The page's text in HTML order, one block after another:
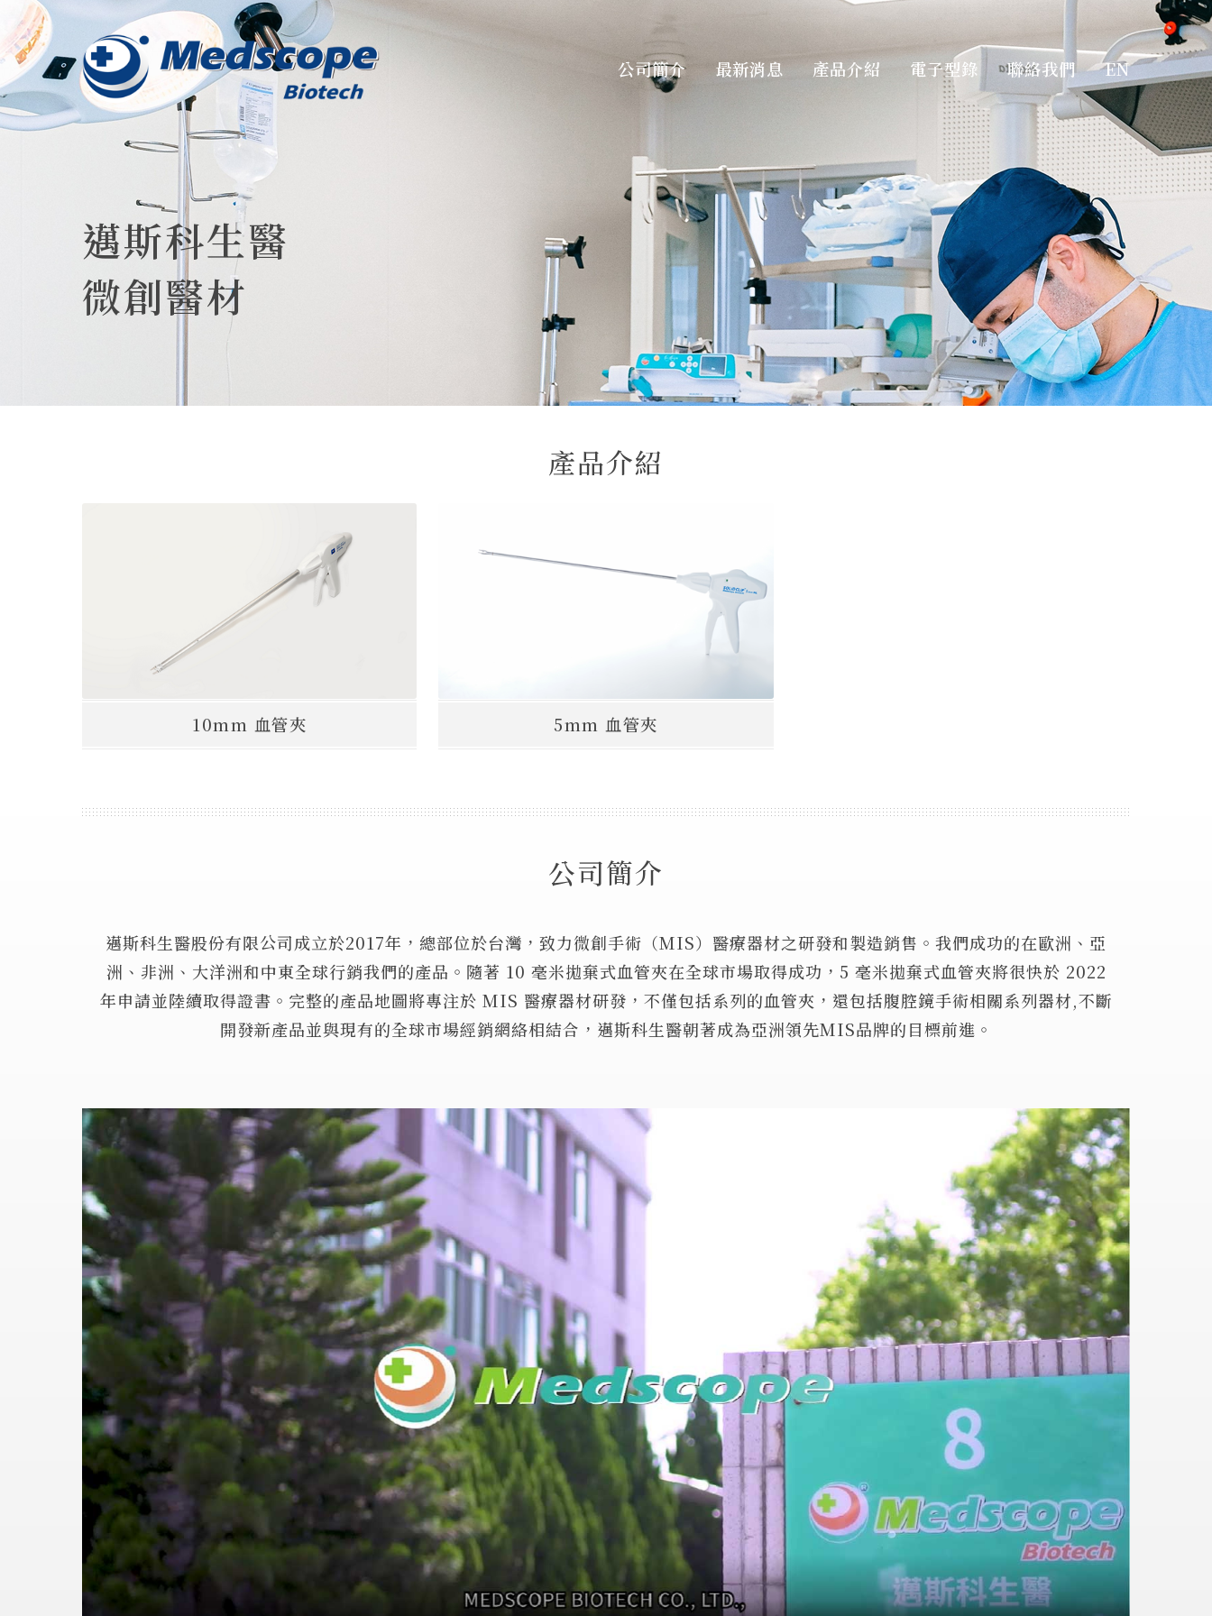
公司簡介 最新消息 產品介紹 電子型錄 聯絡我們 EN
邁斯科生醫
微創醫材
產品介紹
10mm 血管夾 5mm 血管夾
公司簡介
邁斯科生醫股份有限公司成立於2017年，總部位於台灣，致力微創手術（MIS）醫療器材之研發和製造銷售。我們成功的在歐洲、亞
洲、非洲、大洋洲和中東全球行銷我們的產品。隨著 10 毫米拋棄式血管夾在全球市場取得成功，5 毫米拋棄式血管夾將很快於 2022
年申請並陸續取得證書。完整的產品地圖將專注於 MIS 醫療器材研發，不僅包括系列的血管夾，還包括腹腔鏡手術相關系列器材,不斷
開發新產品並與現有的全球市場經銷網絡相結合，邁斯科生醫朝著成為亞洲領先MIS品牌的目標前進。